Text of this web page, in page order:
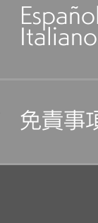
Italiano
免責事